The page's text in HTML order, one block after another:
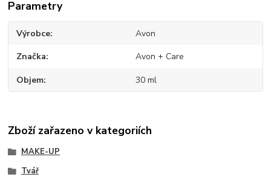
Parametry
Výrobce Avon
Značka Avon + Care
Objem 30 ml
Zboží zařazeno v kategoriích
MAKE-UP
Tvář